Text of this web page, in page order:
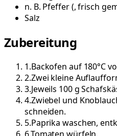
n. B. Pfeffer(, frisch
Salz
Zubereitung
1.Backofen auf 180°C
2.Zwei kleine
3.Jeweils 100 g
4.Zwiebel und
schneiden.
5.Paprika waschen,